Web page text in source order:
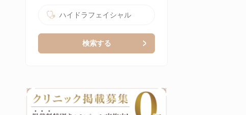
ハイドラフェイシャル
検索する